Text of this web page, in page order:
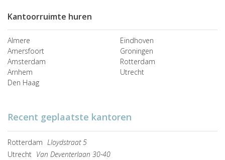
Kantoorruimte huren
Almere
Amersfoort
Amsterdam
Arnhem
Den Haag
Eindhoven
Groningen
Rotterdam
Utrecht
Recent geplaatste kantoren
Rotterdam Lloydstraat 5
Utrecht Van Deventerlaan 30-40